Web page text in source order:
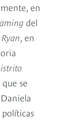
en
del
, en
se
políticas